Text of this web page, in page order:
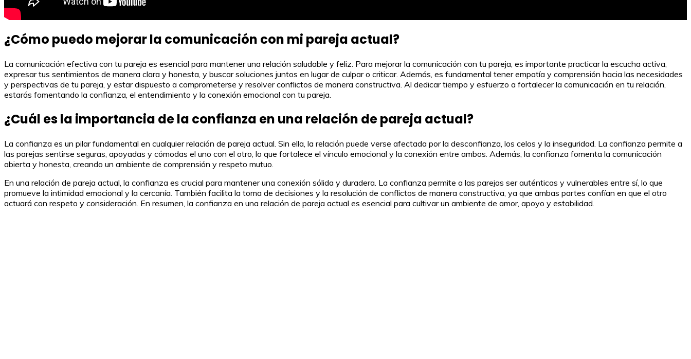
¿Cómo puedo mejorar la comunicación con mi pareja actual?
La comunicación efectiva con tu pareja es esencial para mantener una relación saludable y feliz. Para mejorar la comunicación con tu pareja, es importante practicar la escucha activa,
expresar tus sentimientos de manera clara y honesta, y buscar soluciones juntos en lugar de culpar o criticar. Además, es fundamental tener empatía y comprensión hacia las necesidades
y perspectivas de tu pareja, y estar dispuesto a comprometerse y resolver conflictos de manera constructiva. Al dedicar tiempo y esfuerzo a fortalecer la comunicación en tu relación,
estarás fomentando la confianza, el entendimiento y la conexión emocional con tu pareja.
¿Cuál es la importancia de la confianza en una relación de pareja actual?
La confianza es un pilar fundamental en cualquier relación de pareja actual. Sin ella, la relación puede verse afectada por la desconfianza, los celos y la inseguridad. La confianza permite a
las parejas sentirse seguras, apoyadas y cómodas el uno con el otro, lo que fortalece el vínculo emocional y la conexión entre ambos. Además, la confianza fomenta la comunicación
abierta y honesta, creando un ambiente de comprensión y respeto mutuo.
En una relación de pareja actual, la confianza es crucial para mantener una conexión sólida y duradera. La confianza permite a las parejas ser auténticas y vulnerables entre sí, lo que
promueve la intimidad emocional y la cercanía. También facilita la toma de decisiones y la resolución de conflictos de manera constructiva, ya que ambas partes confían en que el otro
actuará con respeto y consideración. En resumen, la confianza en una relación de pareja actual es esencial para cultivar un ambiente de amor, apoyo y estabilidad.